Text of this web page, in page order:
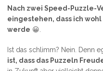
Nach zwei Speed-Puzzle-
eingestehen, dass ich
werde 😀.
Ist das schlimm? Nein. Denn
ist, dass das Puzzeln